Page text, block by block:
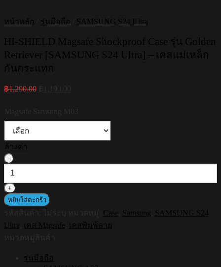
หน้าหลัก รุ่นมือถือ SAMSUNG S24 Ultra
HI-SHIELD Magsafe Shockproof Case รุ่น Golden
Retriever [SAMSUNG S24 Ultra] – เคสแม่เหล็ก
กันกระแทก
฿1,290.00
ล้างค่า
SHIELD
Magsafe
Shockproof
Case
Golden
Ultra]
หยิบใส่ตะกร้า
Case Samsung
SAMSUNG S24
Ultra
เคส Magsafe
เคสพิมพ์ลาย
รุ่นมือถือ